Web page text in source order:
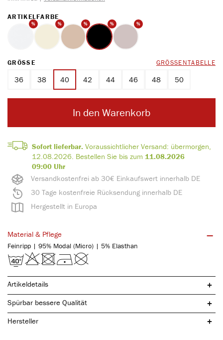
Versandkostenfrei ab 30€ Einkaufswert innerhalb DE
30 Tage kostenfreie Rücksendung innerhalb DE
Hergestellt in Europa
Sofort lieferbar. Voraussichtlicher Versand: übermorgen,
12.08.2026. Bestellen Sie bis zum 11.08.2026
09:00 Uhr
ARTIKELFARBE
%
weiss
%
ecru
% %
schwarz
%
perlmutt
GRÖSSE AUSWÄHLEN GRÖSSENTABELLE
36 38 40 42 44 46 48 50
In den Warenkorb
Material & Pflege
Feinripp | 95% Modal (Micro) | 5% Elasthan
Artikeldetails
Spürbar bessere Qualität
Hersteller